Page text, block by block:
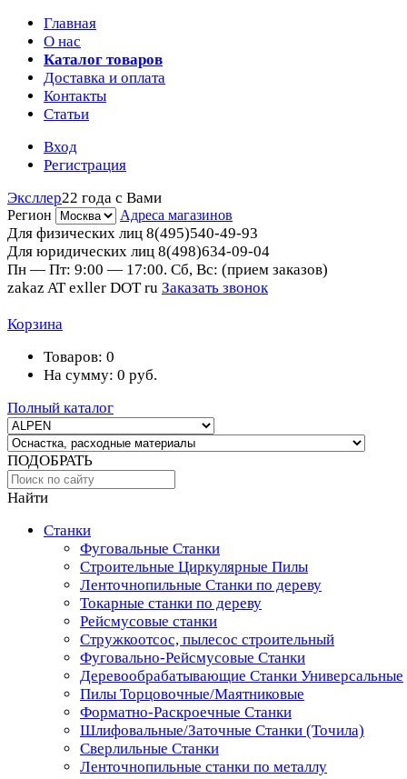
Главная
О нас
Каталог товаров
Доставка и оплата
Контакты
Статьи
Вход
Регистрация
Эксллер22 года с Вами
Регион Адреса магазинов
Для физических лиц 8(495)540-49-93
Для юридических лиц 8(498)634-09-04
Пн — Пт: 9:00 — 17:00. Сб, Вс: (прием заказов)
zakaz AT exller DOT ru Заказать звонок
Корзина
Товаров: 0
На сумму: 0 руб.
Полный каталог
ПОДОБРАТЬ
Найти
Станки
Фуговальные Станки
Строительные Циркулярные Пилы
Ленточнопильные Станки по дереву
Токарные станки по дереву
Рейсмусовые станки
Стружкоотсос, пылесос строительный
Фуговально-Рейсмусовые Станки
Деревообрабатывающие Станки Универсальные
Пилы Торцовочные/Маятниковые
Форматно-Раскроечные Станки
Шлифовальные/Заточные Станки (Точила)
Сверлильные Станки
Ленточнопильные станки по металлу